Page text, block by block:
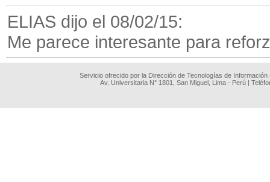
ELIAS dijo el 08/02/15:
Me parece interesante para
Servicio ofrecido por la Dirección de Tecnologías de
Av. Universitaria N° 1801, San Miguel, Lima - Perú |